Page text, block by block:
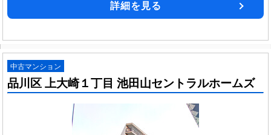
詳細を見る
中古マンション
品川区 上大崎１丁目 池田山セントラルホームズ